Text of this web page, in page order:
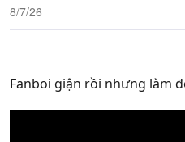
8/7/26
Fanboi giận rồi nhưng làm